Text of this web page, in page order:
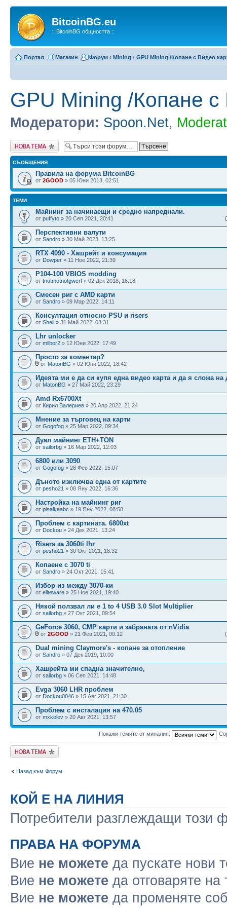
BitcoinBG.eu
:: BitcoinBG общността ::
Портал Магазин Форум ‹ Mining ‹ GPU Mining /Копане с Видео
GPU Mining /Копане с
Модератори: Spoon.Net,
Публикувай нова
тема
СЪОБЩЕНИЯ
Правила на форума BitcoinBG
от 2GOOD » 05 Юни 2013, 02:51
ТЕМИ
Майнинг за начинаещи и средно напреднали.
от puffyto » 20 Сеп 2021, 20:41
Перспективни валути
от Sandro » 30 Май 2023, 13:25
RTX 4090 - Хашрейт и консумация
от Dowper » 11 Ное 2022, 21:39
P104-100 VBIOS modding
от tnotmotnotgwcrf » 02 Дек 2018, 16:18
Смесен риг с AMD карти
от Sandro » 09 Мар 2022, 14:11
Консултация относно PSU и risers
от Shell » 31 Май 2022, 08:31
Lhr unlocker
от milbor2 » 12 Юни 2022, 17:49
Просто за коментар?
от MatonBG » 02 Юни 2022, 18:42
Идеята ми е да си купя една видео карта и да я сложа на
от MatonBG » 27 Май 2022, 23:29
Amd Rx6700Xt
от Кирил Валериев » 20 Апр 2022, 21:24
Мнение за търговец на карти
от Gogofog » 25 Мар 2022, 09:34
Дуал майнинг ETH+TON
от sailorbg » 16 Мар 2022, 12:03
6800 или 3090
от Gogofog » 28 Фев 2022, 15:07
Дъното изключва една от картите
от pesho21 » 08 Яну 2022, 16:36
Настройка на майнинг риг
от pisalkaabc » 19 Яну 2022, 08:58
Проблем с картината. 6800xt
от Dockou » 24 Дек 2021, 13:24
Risers за 3060ti lhr
от pesho21 » 30 Окт 2021, 18:32
Копаене с 3070 ti
от Sandro » 24 Окт 2021, 15:41
Избор из между 3070-ки
от eliteware » 25 Ное 2021, 19:40
Някой ползвал ли е 1 to 4 USB 3.0 Slot Multiplier
от sailorbg » 27 Окт 2021, 09:54
GeForce 3060, CMP карти и забраната от nVidia
от 2GOOD » 21 Фев 2021, 00:12
Dual mining Claymore's - копане за отопление
от Sandro » 07 Дек 2019, 10:00
Хашрейта ми спадна значително,
от sailorbg » 06 Сеп 2021, 14:48
Evga 3060 LHR проблем
от Dockou0046 » 15 Авг 2021, 21:30
Проблем с инсталация на 470.05
от mxkolev » 20 Авг 2021, 13:57
Покажи темите от миналия:
Публикувай нова
тема
Назад към Форум
КОЙ Е НА ЛИНИЯ
Потребители разглеждащи този
ПРАВА НА ФОРУМА
Вие не можете да пускате нови
Вие не можете да отговаряте на
Вие не можете да променяте